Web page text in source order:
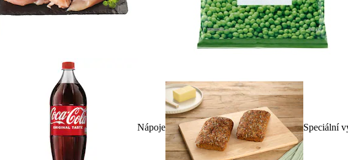
Nápoje Speciální